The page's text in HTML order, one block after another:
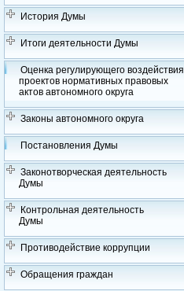
История Думы
Итоги деятельности Думы
Оценка регулирующего воздействия
проектов нормативных правовых
актов автономного округа
Законы автономного округа
Постановления Думы
Законотворческая деятельность
Думы
Контрольная деятельность
Думы
Противодействие коррупции
Обращения граждан